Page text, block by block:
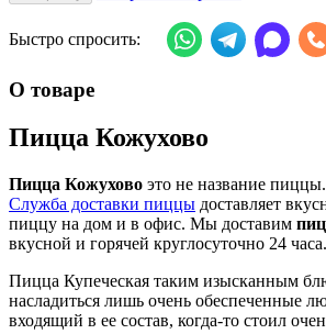
Быстро спросить:
О товаре
Пицца Кожухово
Пицца Кожухово это не название
Служба доставки пиццы доставляет
пиццу на дом и в офис. Мы доставим
вкусной и горячей круглосуточно 24 часа.
Пицца Купеческая таким изысканным
насладиться лишь очень обеспеченные
входящий в ее состав, когда-то стоил